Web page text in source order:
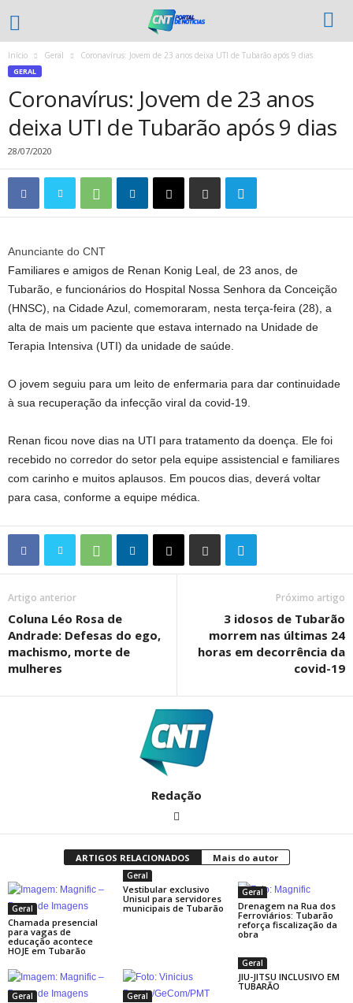
Início Geral Coronavírus: Jovem de 23 anos deixa UTI de Tubarão após 9 dias
GERAL
Coronavírus: Jovem de 23 anos
deixa UTI de Tubarão após 9 dias
28/07/2020
Anunciante do CNT
Familiares e amigos de Renan Konig Leal, de 23 anos, de
Tubarão, e funcionários do Hospital Nossa Senhora da Conceição
(HNSC), na Cidade Azul, comemoraram, nesta terça-feira (28), a
alta de mais um paciente que estava internado na Unidade de
Terapia Intensiva (UTI) da unidade de saúde.
O jovem seguiu para um leito de enfermaria para dar continuidade
à sua recuperação da infecção viral da covid-19.
Renan ficou nove dias na UTI para tratamento da doença. Ele foi
recebido no corredor do setor pela equipe assistencial e familiares
com carinho e muitos aplausos. Em poucos dias, deverá voltar
para casa, conforme a equipe médica.
Artigo anterior
Coluna Léo Rosa de
Andrade: Defesas do ego,
machismo, morte de
mulheres
Próximo artigo
3 idosos de Tubarão
morrem nas últimas 24
horas em decorrência da
covid-19
Redação
ARTIGOS RELACIONADOS Mais do autor
Geral
Chamada presencial
para vagas de
educação acontece
HOJE em Tubarão
Geral
Vestibular exclusivo
Unisul para servidores
municipais de Tubarão
Geral
Drenagem na Rua dos
Ferroviários: Tubarão
reforça fiscalização da
obra
Geral Geral
Geral
JIU-JITSU INCLUSIVO EM
TUBARÃO